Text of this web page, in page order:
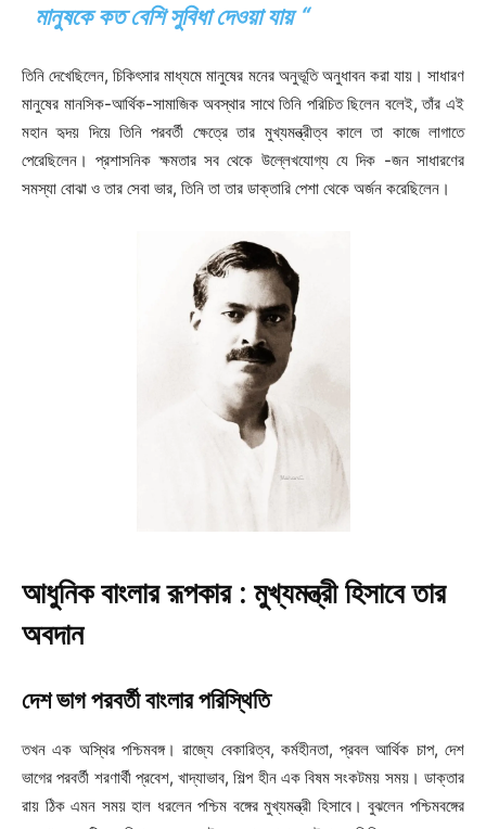
মানুষকে কত বেশি সুবিধা দেওয়া যায় “
তিনি দেখেছিলেন, চিকিৎসার মাধ্যমে মানুষের মনের অনুভূতি অনুধাবন করা যায়। সাধারণ
মানুষের মানসিক-আর্থিক-সামাজিক অবস্থার সাথে তিনি পরিচিত ছিলেন বলেই, তাঁর এই
মহান হৃদয় দিয়ে তিনি পরবর্তী ক্ষেত্রে তার মুখ্যমন্ত্রীত্ব কালে তা কাজে লাগাতে
পেরেছিলেন। প্রশাসনিক ক্ষমতার সব থেকে উল্লেখযোগ্য যে দিক -জন সাধারণের
সমস্যা বোঝা ও তার সেবা ভার, তিনি তা তার ডাক্তারি পেশা থেকে অর্জন করেছিলেন।
আধুনিক বাংলার রূপকার : মুখ্যমন্ত্রী হিসাবে তার
অবদান
দেশ ভাগ পরবর্তী বাংলার পরিস্থিতি
তখন এক অস্থির পশ্চিমবঙ্গ। রাজ্যে বেকারিত্ব, কর্মহীনতা, প্রবল আর্থিক চাপ, দেশ
ভাগের পরবর্তী শরণার্থী প্রবেশ, খাদ্যাভাব, শিল্প হীন এক বিষম সংকটময় সময়। ডাক্তার
রায় ঠিক এমন সময় হাল ধরলেন পশ্চিম বঙ্গের মুখ্যমন্ত্রী হিসাবে। বুঝলেন পশ্চিমবঙ্গের